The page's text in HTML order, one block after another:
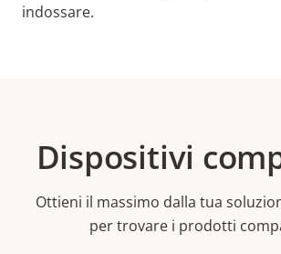
indossare.
Dispositivi
Ottieni il massimo dalla tua
per trovare i prodotti